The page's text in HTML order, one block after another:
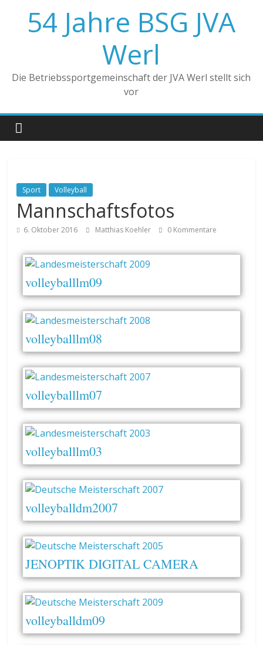
springen54 Jahre BSG JVA
Werl
Die Betriebssportgemeinschaft der JVA Werl stellt sich
vor
Sport Volleyball
Mannschaftsfotos
6. Oktober 2016 Matthias Koehler 0 Kommentare
volleyballlm09
volleyballlm08
volleyballlm07
volleyballlm03
volleyballdm2007
JENOPTIK DIGITAL CAMERA
volleyballdm09